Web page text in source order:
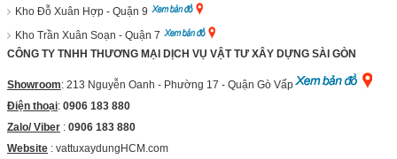
Kho Đỗ Xuân Hợp - Quận 9
Kho Trần Xuân Soạn - Quận 7
CÔNG TY TNHH THƯƠNG MẠI DỊCH VỤ VẬT TƯ XÂY DỰNG SÀI GÒN
Showroom: 213 Nguyễn Oanh - Phường 17 - Quận Gò Vấp
Điện thoại: 0906 183 880
Zalo/ Viber : 0906 183 880
Website : vattuxaydungHCM.com